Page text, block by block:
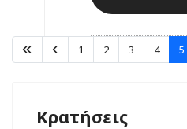
1 2 3 4 5
Κρατήσεις